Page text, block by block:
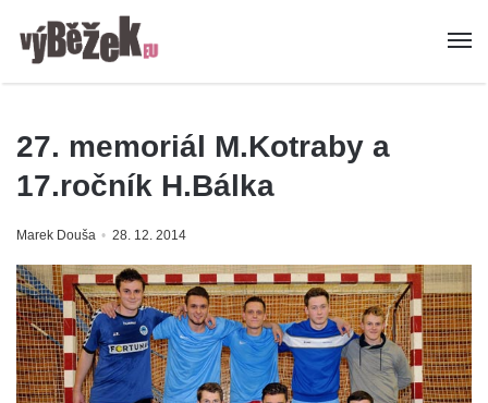
27. memoriál M.Kotraby a
17.ročník H.Bálka
Marek Douša 28. 12. 2014